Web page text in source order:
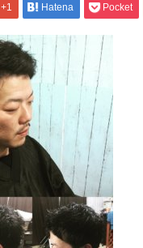
+1 Hatena Pocket